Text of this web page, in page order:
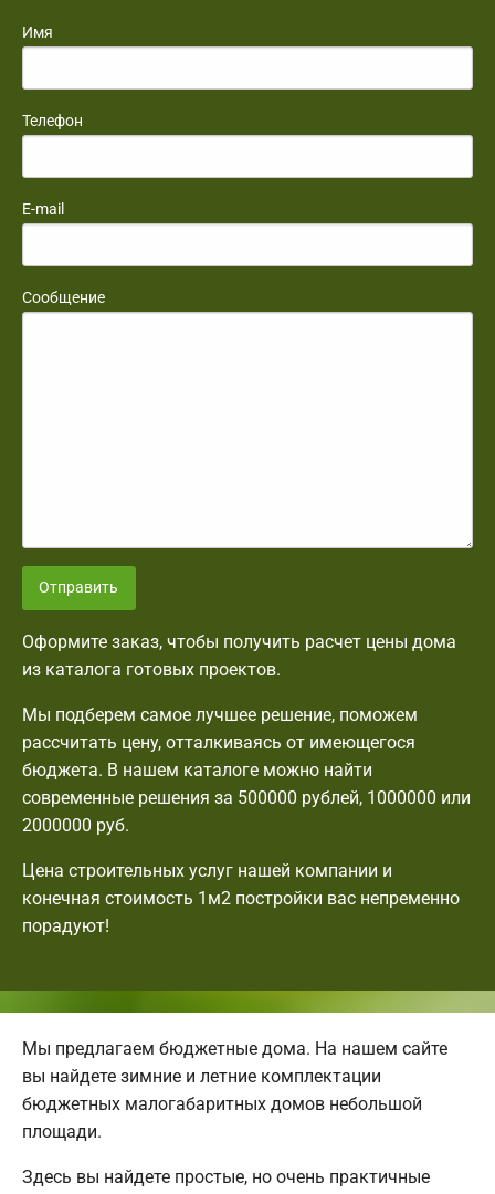
Имя
Телефон
E-mail
Сообщение
Отправить
Оформите заказ, чтобы получить расчет цены дома
из каталога готовых проектов.
Мы подберем самое лучшее решение, поможем
рассчитать цену, отталкиваясь от имеющегося
бюджета. В нашем каталоге можно найти
современные решения за 500000 рублей, 1000000 или
2000000 руб.
Цена строительных услуг нашей компании и
конечная стоимость 1м2 постройки вас непременно
порадуют!
Мы предлагаем бюджетные дома. На нашем сайте
вы найдете зимние и летние комплектации
бюджетных малогабаритных домов небольшой
площади.
Здесь вы найдете простые, но очень практичные